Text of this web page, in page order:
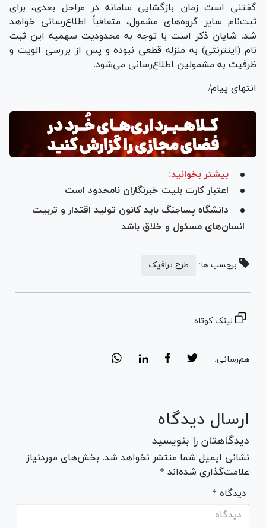
گفتنی است زمان بازگشایی سامانه در مراحل بعدی، برای
ثبت‌نام سایر گروه‌های مشمول، متعاقباً اطلاع‌رسانی خواهد
شد. شایان ذکر است با توجه به محدودیت سهمیه این ثبت
نام (اینترنتی) به منزله قطعی نبوده و پس از بررسی الویت و
ظرفیت به مشمولین اطلاع‌رسانی می‌شود.
انتهای پیام/
بیشتر بخوانید:
اعتبار کارت‌ بلیت خبرنگاران نامحدود است
دانشگاه پساجنگ باید کانون تولید اقتدار و تربیت
انسان‌های مسئول و خلاق باشد
برچسب ها: طرح ترافیک
لینک کوتاه
هم‌رسانی:
ارسال دیدگاه
دیدگاهتان را بنویسید
نشانی ایمیل شما منتشر نخواهد شد. بخش‌های موردنیاز
علامت‌گذاری شده‌اند *
* دیدگاه